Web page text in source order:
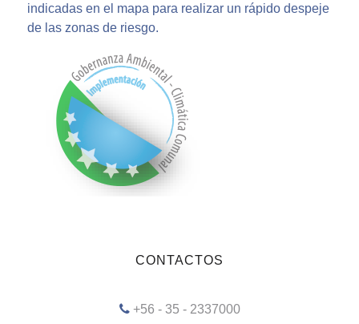
indicadas en el mapa para realizar un rápido despeje
de las zonas de riesgo.
CONTACTOS
+56 - 35 - 2337000